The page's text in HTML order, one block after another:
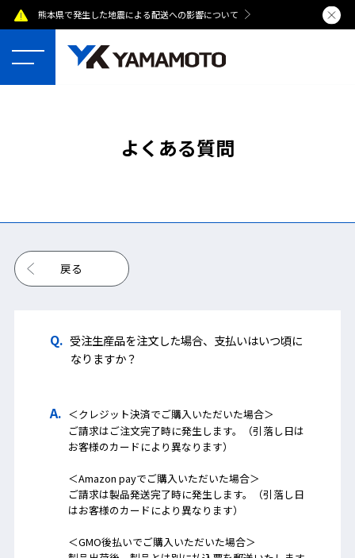
熊本県で発生した地震による配送への影響について 夏季休業
よくある質問
戻る
受注生産品を注文した場合、支払いはいつ頃に
なりますか？
＜クレジット決済でご購入いただいた場合＞
ご請求はご注文完了時に発生します。（引落し日は
お客様のカードにより異なります）
＜Amazon payでご購入いただいた場合＞
ご請求は製品発送完了時に発生します。（引落し日
はお客様のカードにより異なります）
＜GMO後払いでご購入いただいた場合＞